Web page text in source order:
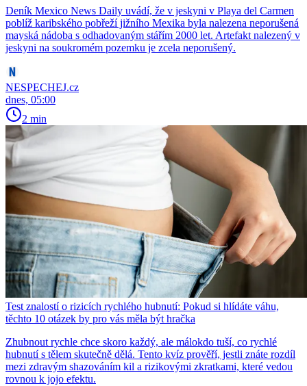
Deník Mexico News Daily uvádí, že v jeskyni v Playa del Carmen
poblíž karibského pobřeží jižního Mexika byla nalezena neporušená
mayská nádoba s odhadovaným stářím 2000 let. Artefakt nalezený v
jeskyni na soukromém pozemku je zcela neporušený.
NESPECHEJ.cz
dnes, 05:00
2 min
Test znalostí o rizicích rychlého hubnutí: Pokud si hlídáte váhu,
těchto 10 otázek by pro vás měla být hračka
Zhubnout rychle chce skoro každý, ale málokdo tuší, co rychlé
hubnutí s tělem skutečně dělá. Tento kvíz prověří, jestli znáte rozdíl
mezi zdravým shazováním kil a rizikovými zkratkami, které vedou
rovnou k jojo efektu.